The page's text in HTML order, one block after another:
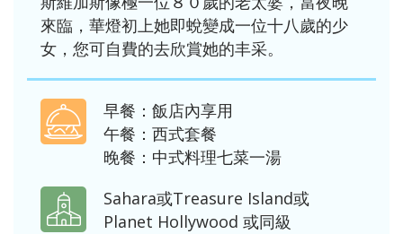
來臨，華燈初上她即蛻變成一位十八歲的少
女，您可自費的去欣賞她的丰采。
早餐：飯店內享用
午餐：西式套餐
晚餐：中式料理七菜一湯
Sahara或Treasure Island或
Planet Hollywood 或同級